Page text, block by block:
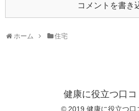
コメントを書き
ホーム 住宅
健康に役立つ口コ
© 2019 健康に役立つ口